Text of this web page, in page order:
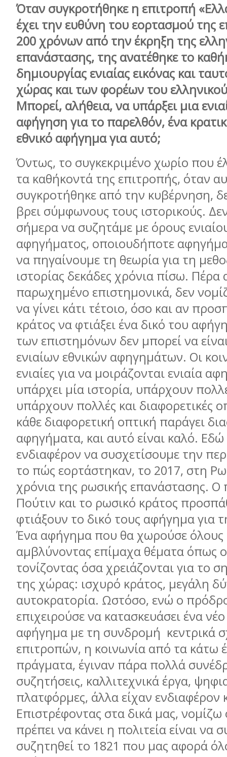
Όταν συγκροτήθηκε η επιτροπή
έχει την ευθύνη του εορτασμού της
200 χρόνων από την έκρηξη της
επανάστασης, της ανατέθηκε το
δημιουργίας ενιαίας εικόνας και
χώρας και των φορέων του
Μπορεί, αλήθεια, να υπάρξει μια
αφήγηση για το παρελθόν, ένα
εθνικό αφήγημα για αυτό;
Όντως, το συγκεκριμένο χωρίο που
τα καθήκοντά της επιτροπής, όταν
συγκροτήθηκε από την κυβέρνηση,
βρει σύμφωνους τους ιστορικούς.
σήμερα να συζητάμε με όρους
αφηγήματος, οποιουδήποτε
να πηγαίνουμε τη θεωρία για τη
ιστορίας δεκάδες χρόνια πίσω. Πέρα
παρωχημένο επιστημονικά, δεν
να γίνει κάτι τέτοιο, όσο και αν
κράτος να φτιάξει ένα δικό του
των επιστημόνων δεν μπορεί να
ενιαίων εθνικών αφηγημάτων. Οι
ενιαίες για να μοιράζονται ενιαία
υπάρχει μία ιστορία, υπάρχουν
υπάρχουν πολλές και διαφορετικές
κάθε διαφορετική οπτική παράγει
αφηγήματα, και αυτό είναι καλό. Εδώ
ενδιαφέρον να συσχετίσουμε την
το πώς εορτάστηκαν, το 2017, στη
χρόνια της ρωσικής επανάστασης. Ο
Πούτιν και το ρωσικό κράτος
φτιάξουν το δικό τους αφήγημα για
Ένα αφήγημα που θα χωρούσε όλους
αμβλύνοντας επίμαχα θέματα όπως
τονίζοντας όσα χρειάζονται για το
της χώρας: ισχυρό κράτος, μεγάλη
αυτοκρατορία. Ωστόσο, ενώ ο
επιχειρούσε να κατασκευάσει ένα
αφήγημα με τη συνδρομή κεντρικά
επιτροπών, η κοινωνία από τα κάτω
πράγματα, έγιναν πάρα πολλά
συζητήσεις, καλλιτεχνικά έργα,
πλατφόρμες, άλλα είχαν ενδιαφέρον
Επιστρέφοντας στα δικά μας,
πρέπει να κάνει η πολιτεία είναι να
συζητηθεί το 1821 που μας αφορά